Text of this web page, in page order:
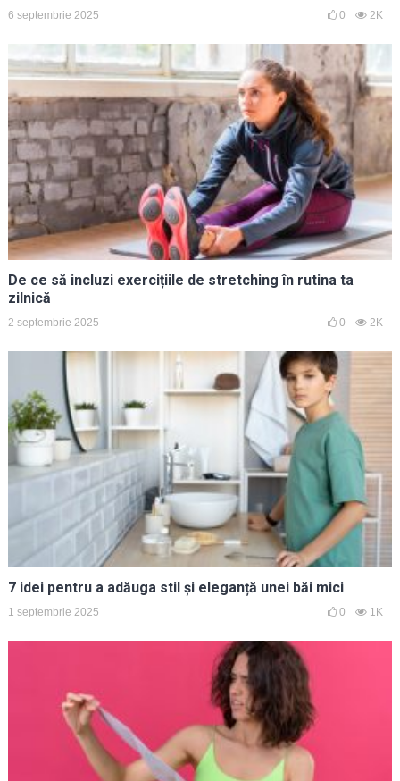
6 septembrie 2025 0 2K
De ce să incluzi exercițiile de stretching în rutina ta
zilnică
2 septembrie 2025 0 2K
7 idei pentru a adăuga stil și eleganță unei băi mici
1 septembrie 2025 0 1K